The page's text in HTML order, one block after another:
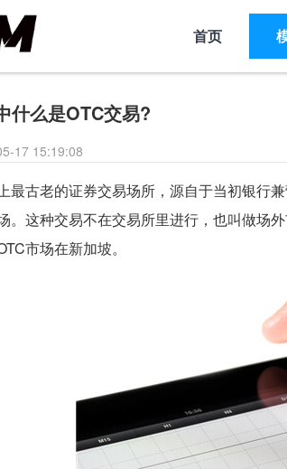
首页
什么是OTC交易?
17 15:19:08
最古老的证券交易场所，源自于当初银行
。这种交易不在交易所里进行，也叫做场
市场在新加坡。